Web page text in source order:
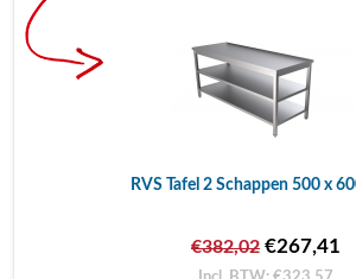
RVS Tafel 2 Schappen 500 x
€382,02 €267,41